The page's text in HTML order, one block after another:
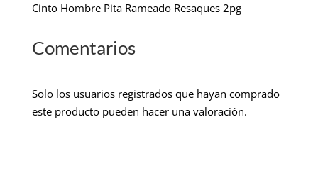
Cinto Hombre Pita Rameado Resaques 2pg
Comentarios
Solo los usuarios registrados que hayan comprado
este producto pueden hacer una valoración.